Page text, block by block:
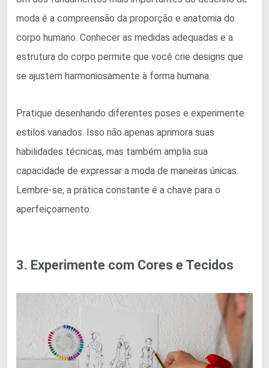
moda é a compreensão da proporção e anatomia do
corpo humano. Conhecer as medidas adequadas e a
estrutura do corpo permite que você crie designs que
se ajustem harmoniosamente à forma humana.
Pratique desenhando diferentes poses e experimente
estilos variados. Isso não apenas aprimora suas
habilidades técnicas, mas também amplia sua
capacidade de expressar a moda de maneiras únicas.
Lembre-se, a prática constante é a chave para o
aperfeiçoamento.
3. Experimente com Cores e Tecidos